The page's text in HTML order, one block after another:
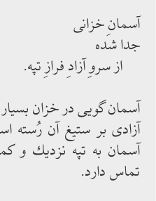
آسمانِ خزانی
جدا شده
از سروِ آزادِ فرازِ تپه.
آسمان گویی در خزان
آزادی بر ستیغ آن رُسته
آسمان به تپه نزدیك و
تماس ‌‌دارد.